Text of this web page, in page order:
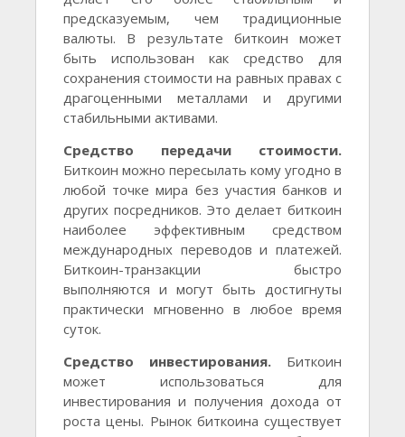
предсказуемым, чем традиционные
валюты. В результате биткоин может
быть использован как средство для
сохранения стоимости на равных правах с
драгоценными металлами и другими
стабильными активами.
Средство передачи стоимости.
Биткоин можно пересылать кому угодно в
любой точке мира без участия банков и
других посредников. Это делает биткоин
наиболее эффективным средством
международных переводов и платежей.
Биткоин-транзакции быстро
выполняются и могут быть достигнуты
практически мгновенно в любое время
суток.
Средство инвестирования. Биткоин
может использоваться для
инвестирования и получения дохода от
роста цены. Рынок биткоина существует